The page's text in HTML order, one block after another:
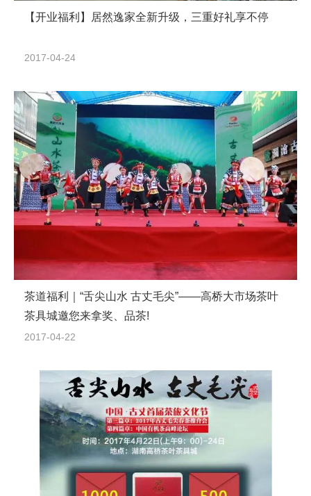
【开业福利】居然逸家全新升级，三重好礼享不停
2017-04-24
茶道福利｜“舌尖山水 古丈毛尖”——高桥大市场茶叶
茶具城邀您来拿奖、品茶!
2017-04-22